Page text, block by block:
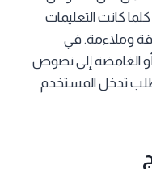
كانت التعليمات
وملاءمة. في
أو الغامضة إلى نصوص
تدخل المستخدم